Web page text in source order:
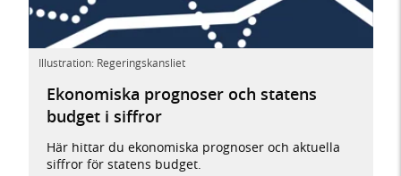
Illustration: Regeringskansliet
Ekonomiska prognoser och statens
budget i siffror
Här hittar du ekonomiska prognoser och aktuella
siffror för statens budget.